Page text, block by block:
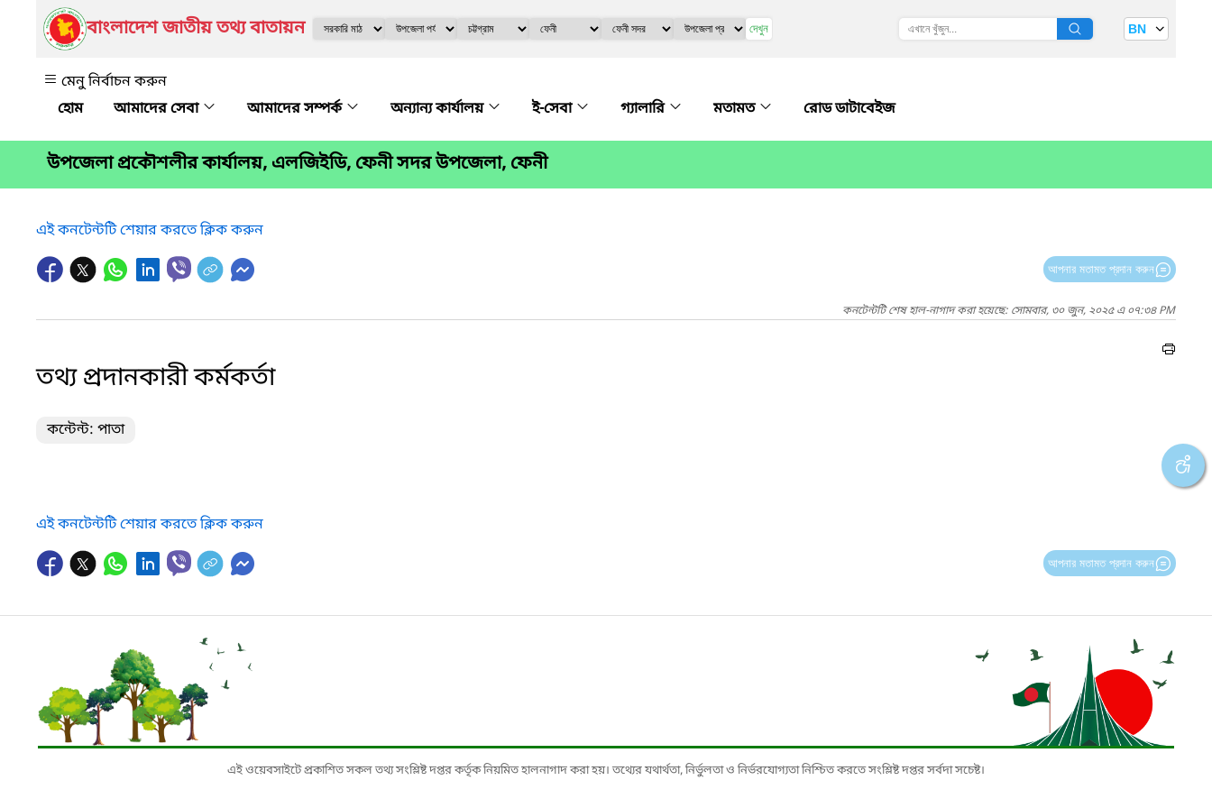
বাংলাদেশ জাতীয় তথ্য বাতায়ন দেখুন BN
মেনু নির্বাচন করুন
আমাদের সেবা
আমাদের সম্পর্ক অন্যান্য কার্যালয় ই-সেবা গ্যালারি মতামত রোড ডাটাবেইজ
উপজেলা প্রকৌশলীর কার্যালয়, এলজিইডি, ফেনী সদর উপজেলা, ফেনী
এই কনটেন্টটি শেয়ার করতে ক্লিক করুন
আপনার মতামত প্রদান করুন
কনটেন্টটি শেষ হাল-নাগাদ করা হয়েছে: সোমবার, ৩০ জুন, ২০২৫ এ ০৭:৩৪ PM
তথ্য প্রদানকারী কর্মকর্তা
কন্টেন্ট: পাতা
এই কনটেন্টটি শেয়ার করতে ক্লিক করুন
আপনার মতামত প্রদান করুন
এই ওয়েবসাইটে প্রকাশিত সকল তথ্য সংশ্লিষ্ট দপ্তর কর্তৃক নিয়মিত হালনাগাদ করা হয়। তথ্যের যথার্থতা, নির্ভুলতা ও নির্ভরযোগ্যতা নিশ্চিত করতে সংশ্লিষ্ট দপ্তর সর্বদা সচেষ্ট।